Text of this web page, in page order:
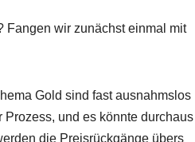
Fangen wir zunächst einmal mit
Gold sind fast ausnahmslos
Prozess, und es könnte durchaus
die Preisrückgänge übers